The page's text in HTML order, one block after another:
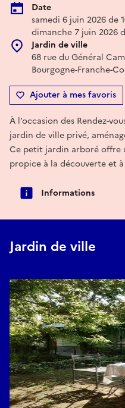
Date
samedi 6 juin 2026 de
dimanche 7 juin 2026
Jardin de ville
68 rue du Général
Bourgogne-Franche-
Ajouter à mes favoris
À l’occasion des Rendez-
jardin de ville privé,
Ce petit jardin arboré offre
propice à la découverte et
Informations
Jardin de ville